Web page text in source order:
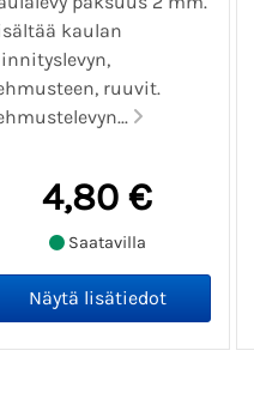
kaulan
ruuvit.
4,80 €
Saatavilla